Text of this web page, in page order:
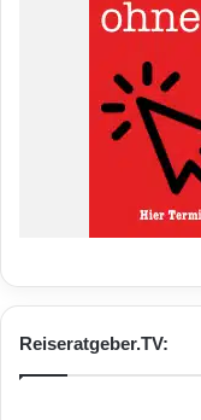
Reiseratgeber.TV: